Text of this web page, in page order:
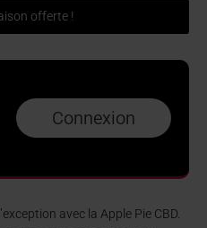
offerte !
Connexion
avec la Apple Pie CBD.